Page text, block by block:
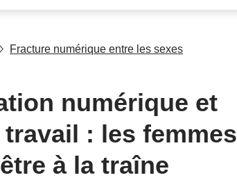
Fracture numérique entre les sexes
numérique et
: les femmes
à la traîne